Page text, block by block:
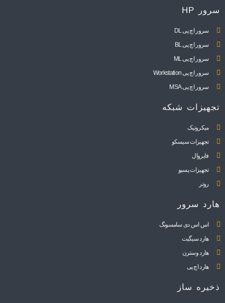
سرور HP
سرور اچ پی DL
سرور اچ پی BL
سرور اچ پی ML
سرور اچ پی Workstation
سرور اچ پی MSA
تجهیزات شبکه
میکروتیک
تجهیزات سیسکو
فایروال
تجهیزات پسیو
روتر
هارد سرور
اس اس دی سامسونگ
هارد سیگیت
هارد وسترن
هارد اچ پی
ذخیره ساز